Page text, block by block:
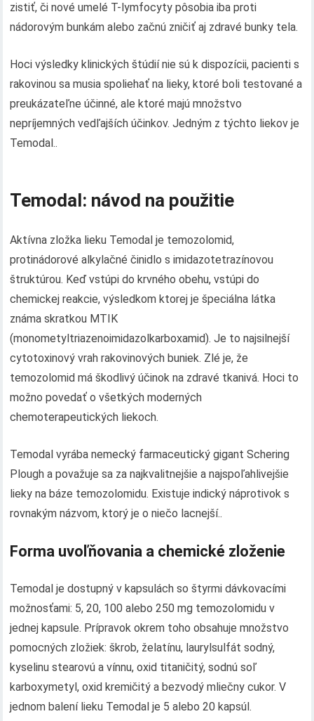
zistiť, či nové umelé T-lymfocyty pôsobia iba proti
nádorovým bunkám alebo začnú zničiť aj zdravé bunky tela.
Hoci výsledky klinických štúdií nie sú k dispozícii, pacienti s
rakovinou sa musia spoliehať na lieky, ktoré boli testované a
preukázateľne účinné, ale ktoré majú množstvo
nepríjemných vedľajších účinkov. Jedným z týchto liekov je
Temodal..
Temodal: návod na použitie
Aktívna zložka lieku Temodal je temozolomid,
protinádorové alkylačné činidlo s imidazotetrazínovou
štruktúrou. Keď vstúpi do krvného obehu, vstúpi do
chemickej reakcie, výsledkom ktorej je špeciálna látka
známa skratkou MTIK
(monometyltriazenoimidazolkarboxamid). Je to najsilnejší
cytotoxinový vrah rakovinových buniek. Zlé je, že
temozolomid má škodlivý účinok na zdravé tkanivá. Hoci to
možno povedať o všetkých moderných
chemoterapeutických liekoch.
Temodal vyrába nemecký farmaceutický gigant Schering
Plough a považuje sa za najkvalitnejšie a najspoľahlivejšie
lieky na báze temozolomidu. Existuje indický náprotivok s
rovnakým názvom, ktorý je o niečo lacnejší..
Forma uvoľňovania a chemické zloženie
Temodal je dostupný v kapsulách so štyrmi dávkovacími
možnosťami: 5, 20, 100 alebo 250 mg temozolomidu v
jednej kapsule. Prípravok okrem toho obsahuje množstvo
pomocných zložiek: škrob, želatínu, laurylsulfát sodný,
kyselinu stearovú a vínnu, oxid titaničitý, sodnú soľ
karboxymetyl, oxid kremičitý a bezvodý mliečny cukor. V
jednom balení lieku Temodal je 5 alebo 20 kapsúl.